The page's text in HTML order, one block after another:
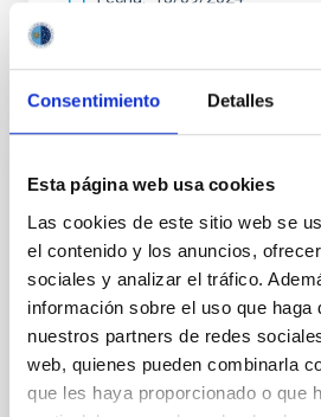
Consentimiento Detalles
Esta página web usa cookies
Las cookies de este sitio web se
el contenido y los anuncios,
sociales y analizar el tráfico.
información sobre el uso que haga
nuestros partners de redes
web, quienes pueden combinarla
que les haya proporcionado o que
MEMORIA CCI
Informe anual CCI 2021
Este informe anual documenta
variedad y la vitalidad de la
realiza en los dos observatorios
Canarias.
Fecha 01/05/2022